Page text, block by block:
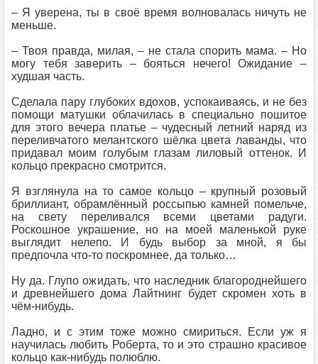
– Я уверена, ты в своё время волновалась ничуть не
меньше.
– Твоя правда, милая, – не стала спорить мама. – Но
могу тебя заверить – бояться нечего! Ожидание –
худшая часть.
Сделала пару глубоких вдохов, успокаиваясь, и не без
помощи матушки облачилась в специально пошитое
для этого вечера платье – чудесный летний наряд из
переливчатого мелантского шёлка цвета лаванды, что
придавал моим голубым глазам лиловый оттенок. И
кольцо прекрасно смотрится.
Я взглянула на то самое кольцо – крупный розовый
бриллиант, обрамлённый россыпью камней помельче,
на свету переливался всеми цветами радуги.
Роскошное украшение, но на моей маленькой руке
выглядит нелепо. И будь выбор за мной, я бы
предпочла что-то поскромнее, да только…
Ну да. Глупо ожидать, что наследник благороднейшего
и древнейшего дома Лайтнинг будет скромен хоть в
чём-нибудь.
Ладно, и с этим тоже можно смириться. Если уж я
научилась любить Роберта, то и это страшно красивое
кольцо как-нибудь полюблю.